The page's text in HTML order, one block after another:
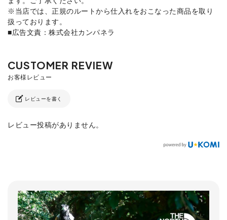
※当店では、正規のルートから仕入れをおこなった商品を取り
扱っております。
■広告文責：株式会社カンパネラ
レビューを書く
レビュー投稿がありません。